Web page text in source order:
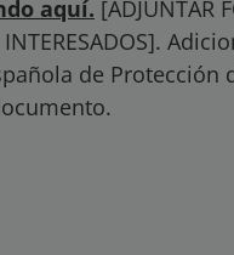
aquí. [ADJUNTAR
INTERESADOS].
de Protección